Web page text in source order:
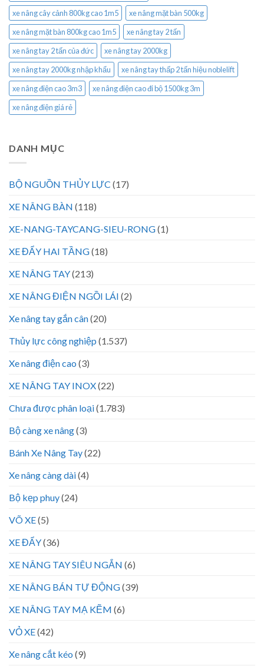
xe nâng cây cảnh 800kg cao 1m5
xe nâng mặt bàn 500kg
xe nâng mặt bàn 800kg cao 1m5
xe nâng tay 2 tấn
xe nâng tay 2 tấn của đức
xe nâng tay 2000kg
xe nâng tay 2000kg nhập khẩu
xe nâng tay thấp 2 tấn hiệu noblelift
xe nâng điện cao 3m3
xe nâng điện cao đi bộ 1500kg 3m
xe nâng điện giá rẻ
DANH MỤC
BỘ NGUỒN THỦY LỰC (17)
XE NÂNG BÀN (118)
XE-NANG-TAYCANG-SIEU-RONG(1)
XE ĐẨY HAI TẦNG(18)
XE NÂNG TAY(213)
XE NÂNG ĐIỆN NGỒI LÁI (2)
Xe nâng tay gắn cân(20)
Thủy lực công nghiệp (1.537)
Xe nâng điện cao (3)
XE NÂNG TAY INOX(22)
Chưa được phân loại(1.783)
Bộ càng xe nâng(3)
Bánh Xe Nâng Tay(22)
Xe nâng càng dài(4)
Bộ kẹp phuy(24)
VÕ XE(5)
XE ĐẨY(36)
XE NÂNG TAY SIÊU NGẮN (6)
XE NÂNG BÁN TỰ ĐỘNG(39)
XE NÂNG TAY MẠ KẼM (6)
VỎ XE(42)
Xe nâng cắt kéo (9)